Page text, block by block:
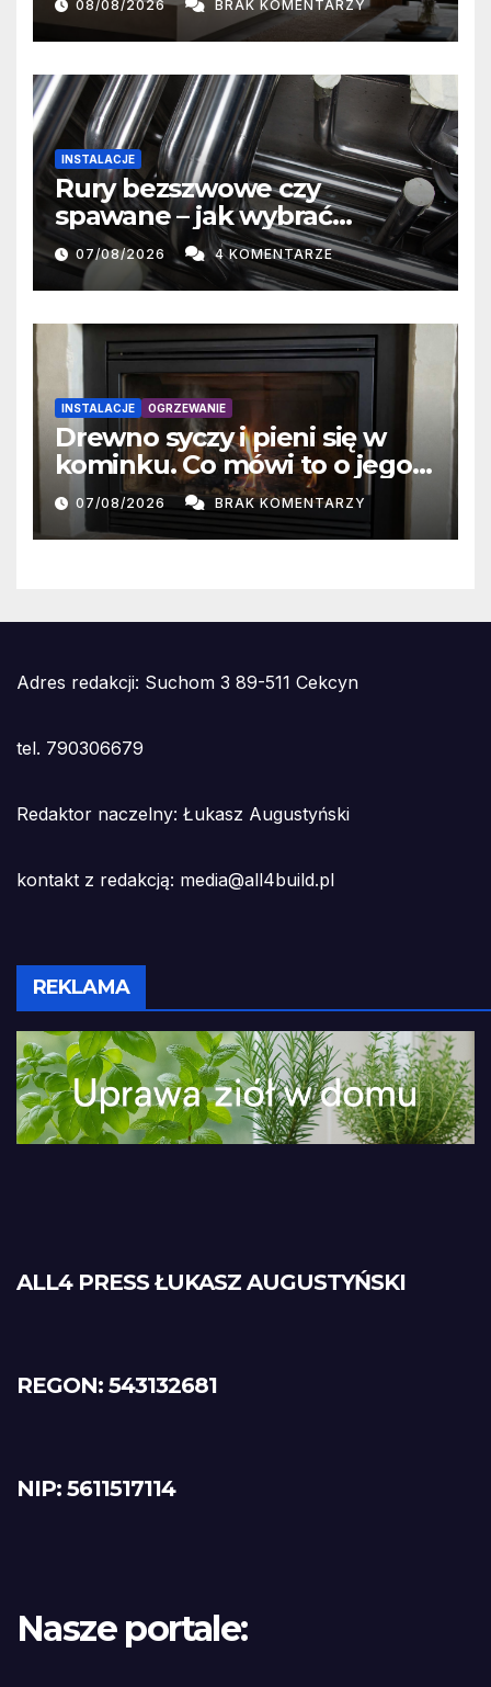
oddawanie ciepła
08/08/2026 BRAK KOMENTARZY
INSTALACJE
Rury bezszwowe czy
spawane – jak wybrać
właściwe rozwiązanie?
07/08/2026 4 KOMENTARZE
INSTALACJE OGRZEWANIE
Drewno syczy i pieni się w
kominku. Co mówi to o jego
wilgotności?
07/08/2026 BRAK KOMENTARZY
Adres redakcji: Suchom 3 89-511 Cekcyn
tel. 790306679
Redaktor naczelny: Łukasz Augustyński
kontakt z redakcją: media@all4build.pl
REKLAMA
ALL4 PRESS ŁUKASZ AUGUSTYŃSKI
REGON: 543132681
NIP: 5611517114
Nasze portale: